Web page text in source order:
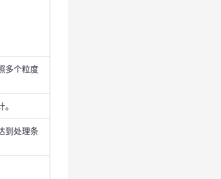
处理条
多个粒度
到处理条